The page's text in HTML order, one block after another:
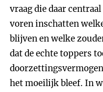
vraag die daar
voren inschatten
blijven en welke
dat de echte toppers
het moeilijk bleef. In